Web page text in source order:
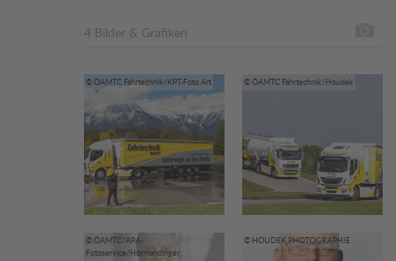
4 Bilder & Grafiken
© ÖAMTC Fahrtechnik/KPT-Foto Art © ÖAMTC Fahrtechnik/Houdek
© ÖAMTC/APA-
Fotoservice/Hörmandinger
© HOUDEK PHOTOGRAPHIE